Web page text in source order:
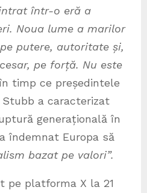
într-o eră a
Noua lume a marilor
putere, autoritate și,
pe forță. Nu este
timp ce președintele
a caracterizat
generațională în
îndemnat Europa să
bazat pe valori”.
pe platforma X la 21